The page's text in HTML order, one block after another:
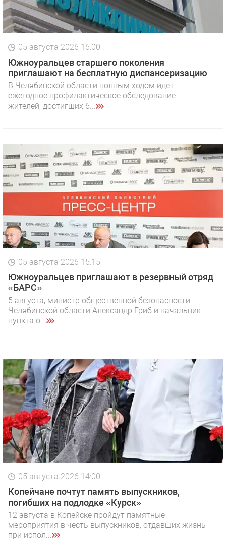
05 августа 2026 16:00
Южноуральцев старшего поколения
приглашают на бесплатную диспансеризацию
В Челябинской области полным ходом идет
ежегодное профилактическое обследование
жителей, достигших 6...
05 августа 2026 15:15
Южноуральцев приглашают в резервный отряд
«БАРС»
5 августа, министр общественной безопасности
Челябинской области Александр Гриб и начальник
пункта о...
05 августа 2026 14:00
Копейчане почтут память выпускников,
погибших на подлодке «Курск»
12 августа в Копейске пройдут памятные
мероприятия в честь выпускников, отдавших жизнь
при испол...